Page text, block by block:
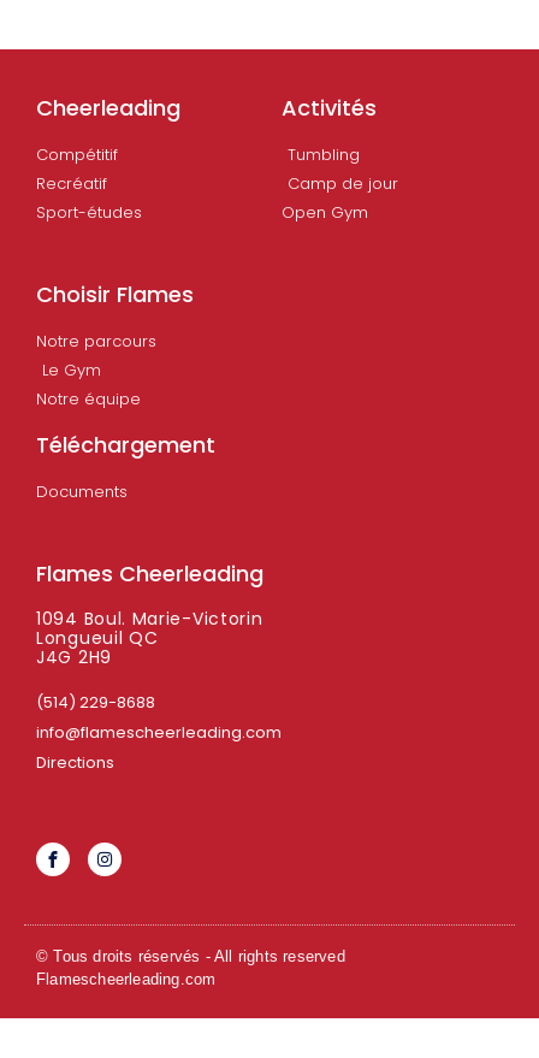
Cheerleading
Compétitif
Recréatif
Sport-études
Activités
Tumbling
Camp de jour
Open Gym
Choisir Flames
Notre parcours
Le Gym
Notre équipe
Téléchargement
Documents
Flames Cheerleading
1094 Boul. Marie-Victorin
Longueuil QC
J4G 2H9
(514) 229-8688
info@flamescheerleading.com
Directions
© Tous droits réservés - All rights reserved
Flamescheerleading.com